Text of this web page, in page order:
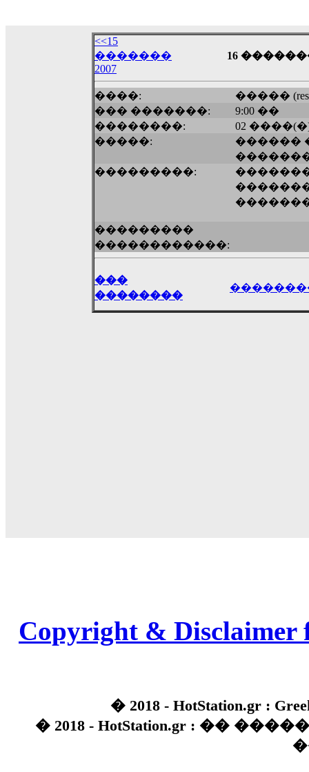
��� ��� ������ '������'...
Echo, ���� �� ������� ��
�������������� ��������!
������ �� �����.. "������" ���
��������� ����, ���������
����� ��������� ��
������! ��� ������ �� �����...
������� ���� ���� ������;
<<15
�������
2007
16 �������
����:
�����
��� �������:
9:00 ��
��������:
02
�����:
������
���������:
���������
������������:
���
��������
Copyright & Disclaimer
� 2018 - HotStation.gr :
� 2018 - HotStation.gr : ��